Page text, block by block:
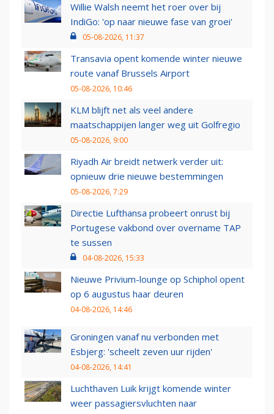
Willie Walsh neemt het roer over bij
IndiGo: 'op naar nieuwe fase van groei'
05-08-2026, 11:37
Transavia opent komende winter nieuwe
route vanaf Brussels Airport
05-08-2026, 10:46
KLM blijft net als veel andere
maatschappijen langer weg uit Golfregio
05-08-2026, 9:00
Riyadh Air breidt netwerk verder uit:
opnieuw drie nieuwe bestemmingen
05-08-2026, 7:29
Directie Lufthansa probeert onrust bij
Portugese vakbond over overname TAP
te sussen
04-08-2026, 15:33
Nieuwe Privium-lounge op Schiphol opent
op 6 augustus haar deuren
04-08-2026, 14:46
Groningen vanaf nu verbonden met
Esbjerg: 'scheelt zeven uur rijden'
04-08-2026, 14:41
Luchthaven Luik krijgt komende winter
weer passagiersvluchten naar